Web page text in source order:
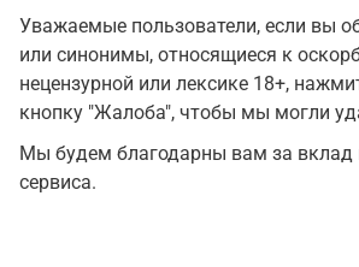
Уважаемые пользователи, если вы
или синонимы, относящиеся к
нецензурной или лексике 18+,
кнопку "Жалоба", чтобы мы могли
Мы будем благодарны вам за вклад
сервиса.